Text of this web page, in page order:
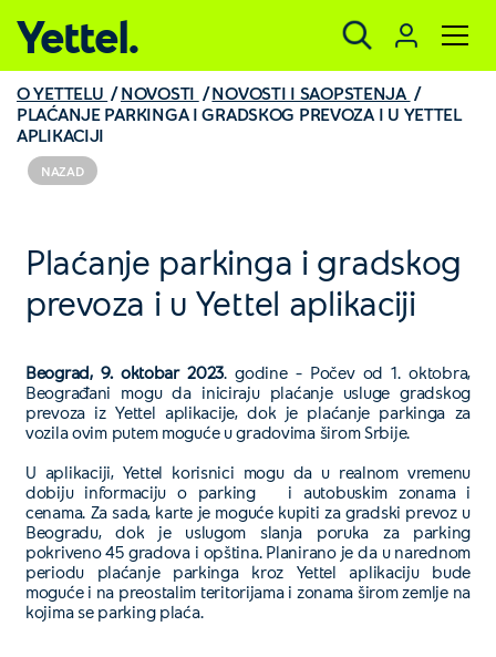
Yettel.
O YETTELU NOVOSTI
NOVOSTI I SAOPSTENJA
PLAĆANJE PARKINGA I GRADSKOG PREVOZA I U YETTEL
APLIKACIJI
NAZAD
Plaćanje parkinga i gradskog
prevoza i u Yettel aplikaciji
Beograd, 9. oktobar 2023. godine – Počev od 1. oktobra,
Beograđani mogu da iniciraju plaćanje usluge gradskog
prevoza iz Yettel aplikacije, dok je plaćanje parkinga za
vozila ovim putem moguće u gradovima širom Srbije.
U aplikaciji, Yettel korisnici mogu da u realnom vremenu
dobiju informaciju o parking i autobuskim zonama i
cenama. Za sada, karte je moguće kupiti za gradski prevoz u
Beogradu, dok je uslugom slanja poruka za parking
pokriveno 45 gradova i opština. Planirano je da u narednom
periodu plaćanje parkinga kroz Yettel aplikaciju bude
moguće i na preostalim teritorijama i zonama širom zemlje na
kojima se parking plaća.